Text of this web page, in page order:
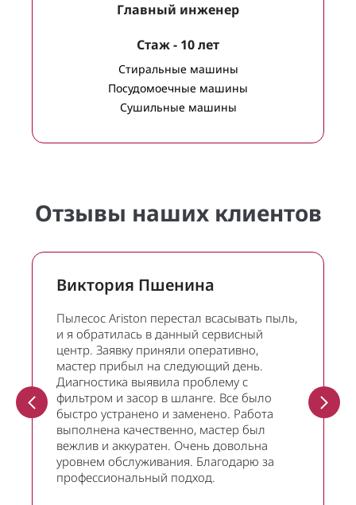
Главный инженер
Cтаж - 10 лет
Стиральные машины
Посудомоечные машины
Сушильные машины
Отзывы наших клиентов
Виктория Пшенина
Пылесос Ariston перестал всасывать пыль,
и я обратилась в данный сервисный
центр. Заявку приняли оперативно,
мастер прибыл на следующий день.
Диагностика выявила проблему с
фильтром и засор в шланге. Все было
быстро устранено и заменено. Работа
выполнена качественно, мастер был
вежлив и аккуратен. Очень довольна
уровнем обслуживания. Благодарю за
профессиональный подход.